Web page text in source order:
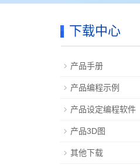
下载中心
产品手册
产品编程示例
产品设定编程软件
产品3D图
其他下载